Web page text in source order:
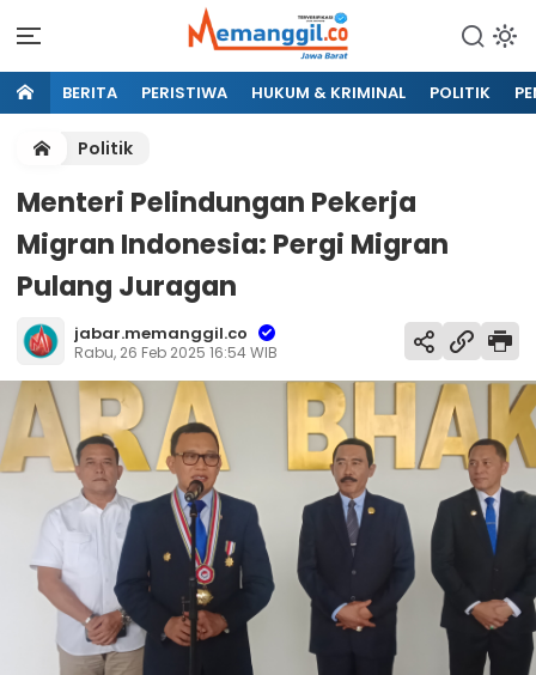
BERITA PERISTIWA HUKUM & KRIMINAL POLITIK
Politik
Menteri Pelindungan Pekerja
Migran Indonesia: Pergi Migran
Pulang Juragan
jabar.memanggil.co
Rabu, 26 Feb 2025 16:54 WIB